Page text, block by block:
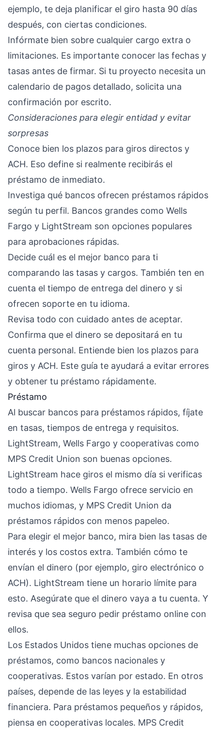
ejemplo, te deja planificar el giro hasta 90 días
después, con ciertas condiciones.
Infórmate bien sobre cualquier cargo extra o
limitaciones. Es importante conocer las fechas y
tasas antes de firmar. Si tu proyecto necesita un
calendario de pagos detallado, solicita una
confirmación por escrito.
Consideraciones para elegir entidad y evitar
sorpresas
Conoce bien los plazos para giros directos y
ACH. Eso define si realmente recibirás el
préstamo de inmediato.
Investiga qué bancos ofrecen préstamos rápidos
según tu perfil. Bancos grandes como Wells
Fargo y LightStream son opciones populares
para aprobaciones rápidas.
Decide cuál es el mejor banco para ti
comparando las tasas y cargos. También ten en
cuenta el tiempo de entrega del dinero y si
ofrecen soporte en tu idioma.
Revisa todo con cuidado antes de aceptar.
Confirma que el dinero se depositará en tu
cuenta personal. Entiende bien los plazos para
giros y ACH. Este guía te ayudará a evitar errores
y obtener tu préstamo rápidamente.
Préstamo
Al buscar bancos para préstamos rápidos, fíjate
en tasas, tiempos de entrega y requisitos.
LightStream, Wells Fargo y cooperativas como
MPS Credit Union son buenas opciones.
LightStream hace giros el mismo día si verificas
todo a tiempo. Wells Fargo ofrece servicio en
muchos idiomas, y MPS Credit Union da
préstamos rápidos con menos papeleo.
Para elegir el mejor banco, mira bien las tasas de
interés y los costos extra. También cómo te
envían el dinero (por ejemplo, giro electrónico o
ACH). LightStream tiene un horario límite para
esto. Asegúrate que el dinero vaya a tu cuenta. Y
revisa que sea seguro pedir préstamo online con
ellos.
Los Estados Unidos tiene muchas opciones de
préstamos, como bancos nacionales y
cooperativas. Estos varían por estado. En otros
países, depende de las leyes y la estabilidad
financiera. Para préstamos pequeños y rápidos,
piensa en cooperativas locales. MPS Credit